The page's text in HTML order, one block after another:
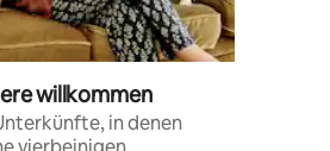
willkommen
in denen